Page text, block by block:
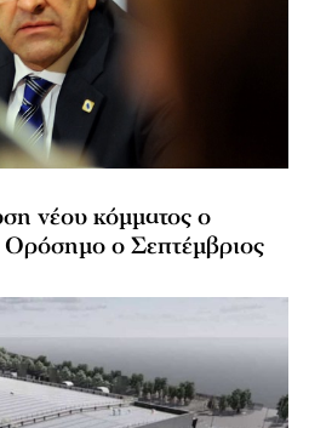
νέου κόμματος o
ο Σεπτέμβριος